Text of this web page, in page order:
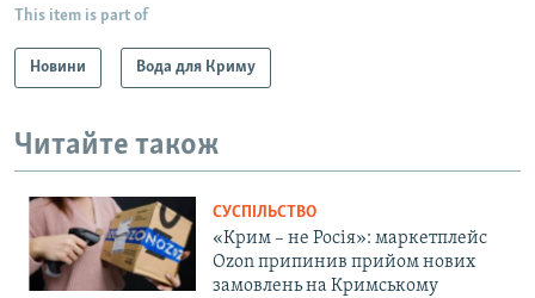
This item is part of
Новини Вода для Криму
Читайте також
СУСПІЛЬСТВО
«Крим – не Росія»: маркетплейс
Ozon припинив прийом нових
замовлень на Кримському